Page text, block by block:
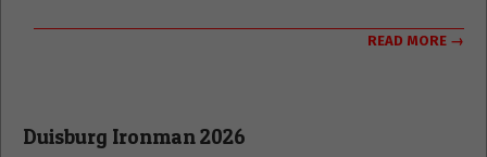
READ MORE →
Duisburg Ironman 2026